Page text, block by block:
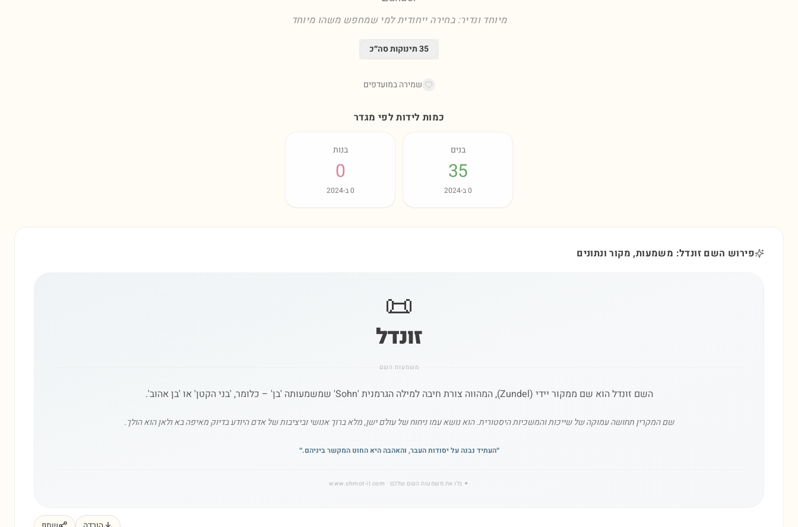
מיוחד ונדיר: בחירה ייחודית למי שמחפש משהו מיוחד
35תינוקות סה״כ
שמירה במועדפים
כמות לידות לפי מגדר
בנים
35
0ב-2024
בנות
0
0ב-2024
פירוש השם זונדל: משמעות, מקור ונתונים
📜
זונדל
משמעות השם
השם זונדל הוא שם ממקור יידי (Zundel), המהווה צורת חיבה למילה הגרמנית 'Sohn' שמשמעותה 'בן' – כלומר, 'בני הקטן' או 'בן אהוב'.
שם המקרין תחושה עמוקה של שייכות והמשכיות היסטורית. הוא נושא עמו ניחוח של עולם ישן, מלא ברוך אנושי וביציבות של אדם היודע בדיוק מאיפה בא ולאן הוא הולך.
״העתיד נבנה על יסודות העבר, והאהבה היא החוט המקשר ביניהם.״
✦ גלו את משמעות השם שלכם · www.shmot-il.com